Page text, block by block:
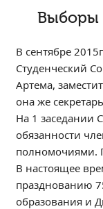
Главная
АБИТУРИЕНТУ
Опрос по
Новости
Информация
Независимая
Обращения
Выборы
В сентябре
Студенческий
Артема,
она же
На 1 заседании
обязанности
полномочиями.
В настоящее
празднованию
образования и